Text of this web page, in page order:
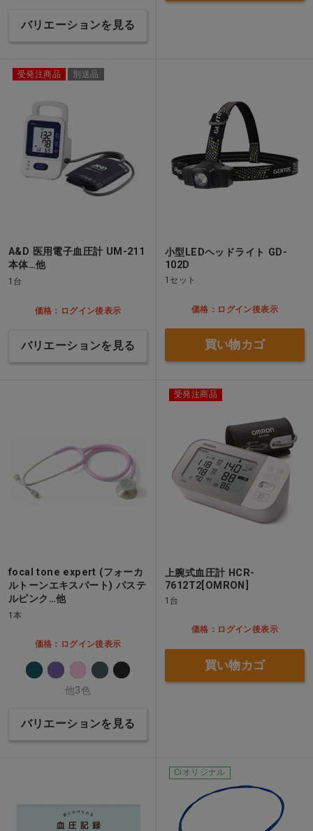
バリエーションを見る
受発注商品 別送品
A&D 医用電子血圧計 UM-211
本体…他
1台
価格：ログイン後表示
バリエーションを見る
小型LEDヘッドライト GD-
102D
1セット
価格：ログイン後表示
買い物カゴ
focal tone expert (フォーカ
ルトーンエキスパート) パステ
ルピンク…他
1本
価格：ログイン後表示
他3色
バリエーションを見る
受発注商品
上腕式血圧計 HCR-
7612T2[OMRON]
1台
価格：ログイン後表示
買い物カゴ
Ciオリジナル